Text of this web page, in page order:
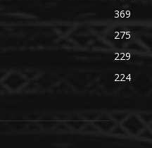
369
275
229
224